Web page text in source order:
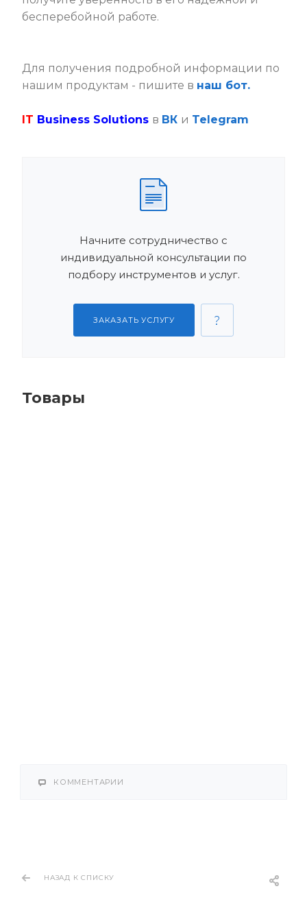
бесперебойной работе.
Для получения подробной информации по
нашим продуктам - пишите в наш бот.
IT Business Solutions в ВК и Telegram
Начните сотрудничество с
индивидуальной консультации по
подбору инструментов и услуг.
ЗАКАЗАТЬ УСЛУГУ
Товары
КОММЕНТАРИИ
НАЗАД К СПИСКУ